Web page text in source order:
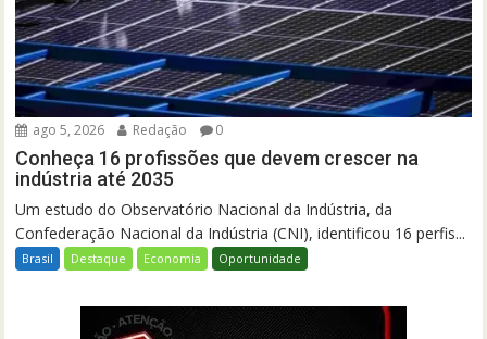
ago 5, 2026 Redação 0
Conheça 16 profissões que devem crescer na
indústria até 2035
Um estudo do Observatório Nacional da Indústria, da
Confederação Nacional da Indústria (CNI), identificou 16 perfis...
Brasil Destaque Economia Oportunidade